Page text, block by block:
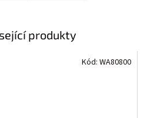
produkty
Kód: WA80800